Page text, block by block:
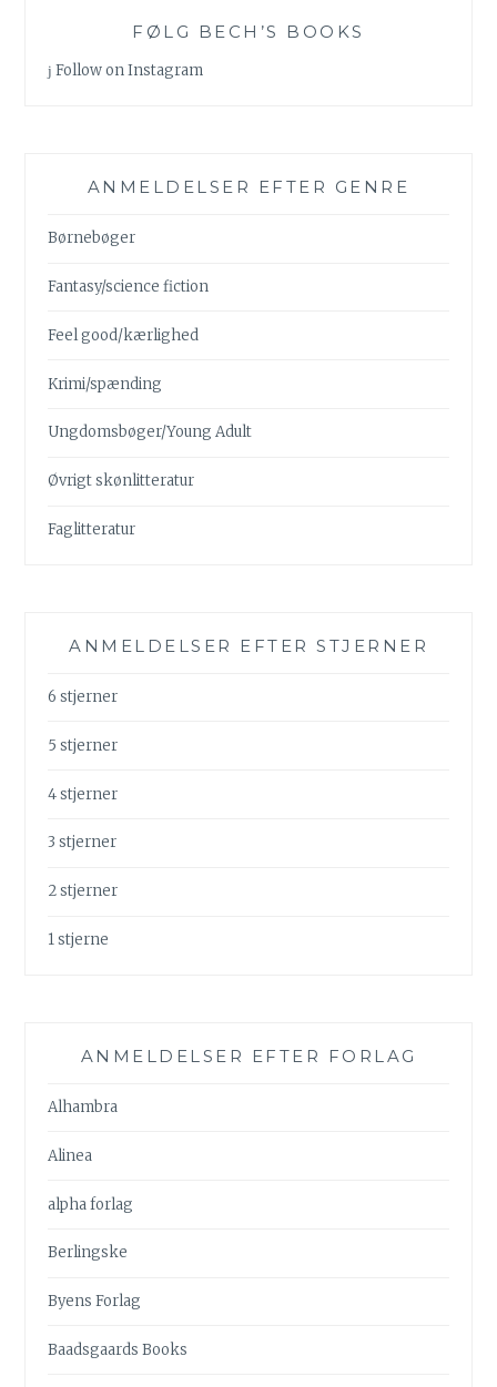
FØLG BECH’S BOOKS
Follow on Instagram
ANMELDELSER EFTER GENRE
Børnebøger
Fantasy/science fiction
Feel good/kærlighed
Krimi/spænding
Ungdomsbøger/Young Adult
Øvrigt skønlitteratur
Faglitteratur
ANMELDELSER EFTER STJERNER
6 stjerner
5 stjerner
4 stjerner
3 stjerner
2 stjerner
1 stjerne
ANMELDELSER EFTER FORLAG
Alhambra
Alinea
alpha forlag
Berlingske
Byens Forlag
Baadsgaards Books